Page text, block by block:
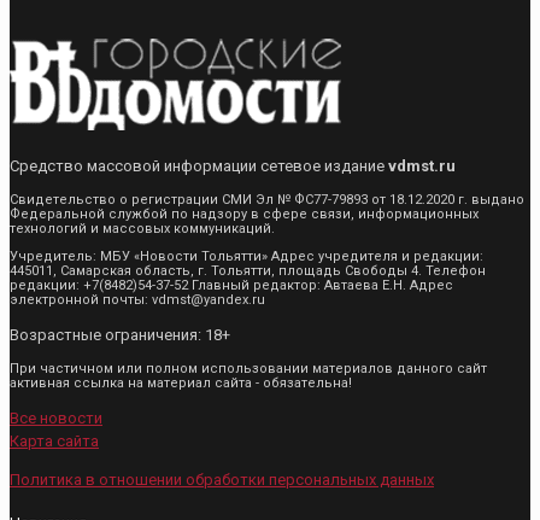
Средство массовой информации сетевое издание vdmst.ru
Свидетельство о регистрации СМИ Эл № ФС77-79893 от 18.12.2020 г. выдано
Федеральной службой по надзору в сфере связи, информационных
технологий и массовых коммуникаций.
Учредитель: МБУ «Новости Тольятти» Адрес учредителя и редакции:
445011, Самарская область, г. Тольятти, площадь Свободы 4. Телефон
редакции: +7(8482)54-37-52 Главный редактор: Автаева Е.Н. Адрес
электронной почты: vdmst@yandex.ru
Возрастные ограничения: 18+
При частичном или полном использовании материалов данного сайт
активная ссылка на материал сайта - обязательна!
Все новости
Карта сайта
Политика в отношении обработки персональных данных